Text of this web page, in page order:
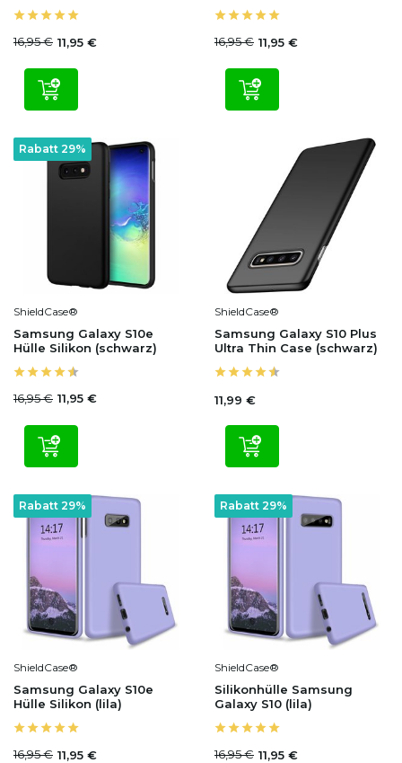
16,95 € 11,95 € 16,95 € 11,95 €
Rabatt 29%
ShieldCase®
Samsung Galaxy S10e
Hülle Silikon (schwarz)
16,95 € 11,95 €
ShieldCase®
Samsung Galaxy S10 Plus
Ultra Thin Case (schwarz)
11,99 €
Rabatt 29%
ShieldCase®
Samsung Galaxy S10e
Hülle Silikon (lila)
16,95 € 11,95 €
Rabatt 29%
ShieldCase®
Silikonhülle Samsung
Galaxy S10 (lila)
16,95 € 11,95 €